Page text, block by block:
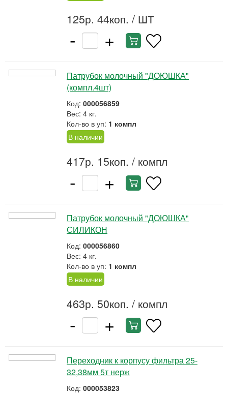
125р. 44коп. / ШТ
- +
Патрубок молочный "ДОЮШКА"
(компл.4шт)
Код: 000056859
Вес: 4 кг.
Кол-во в уп: 1 компл
В наличии
417р. 15коп. / компл
- +
Патрубок молочный "ДОЮШКА"
СИЛИКОН
Код: 000056860
Вес: 4 кг.
Кол-во в уп: 1 компл
В наличии
463р. 50коп. / компл
- +
Переходник к корпусу фильтра 25-
32,38мм 5т нерж
Код: 000053823